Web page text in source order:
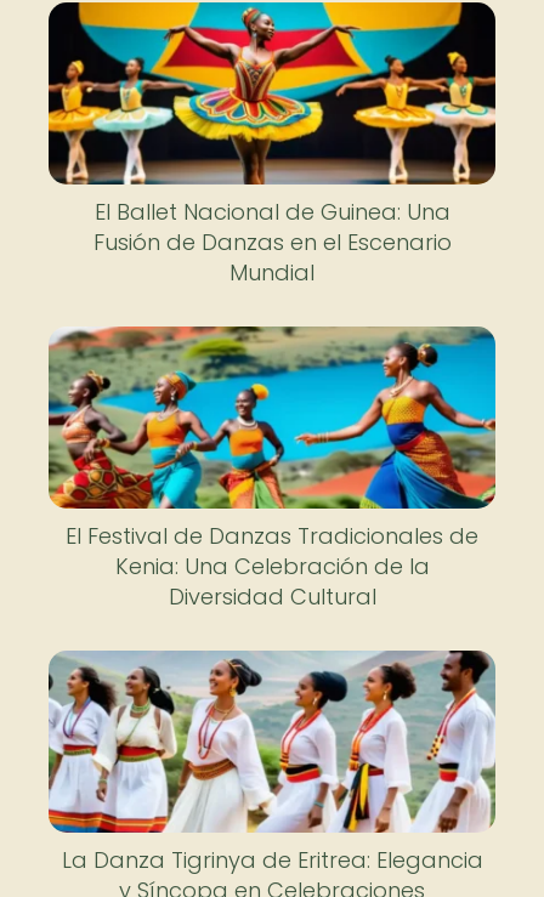
El Ballet Nacional de Guinea: Una
Fusión de Danzas en el Escenario
Mundial
El Festival de Danzas Tradicionales de
Kenia: Una Celebración de la
Diversidad Cultural
La Danza Tigrinya de Eritrea: Elegancia
y Síncopa en Celebraciones